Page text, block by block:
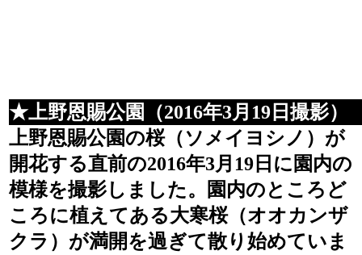
★上野恩賜公園（2016年3月19日撮影）
上野恩賜公園の桜（ソメイヨシノ）が
開花する直前の2016年3月19日に園内の
模様を撮影しました。園内のところど
ころに植えてある大寒桜（オオカンザ
クラ）が満開を過ぎて散り始めていま